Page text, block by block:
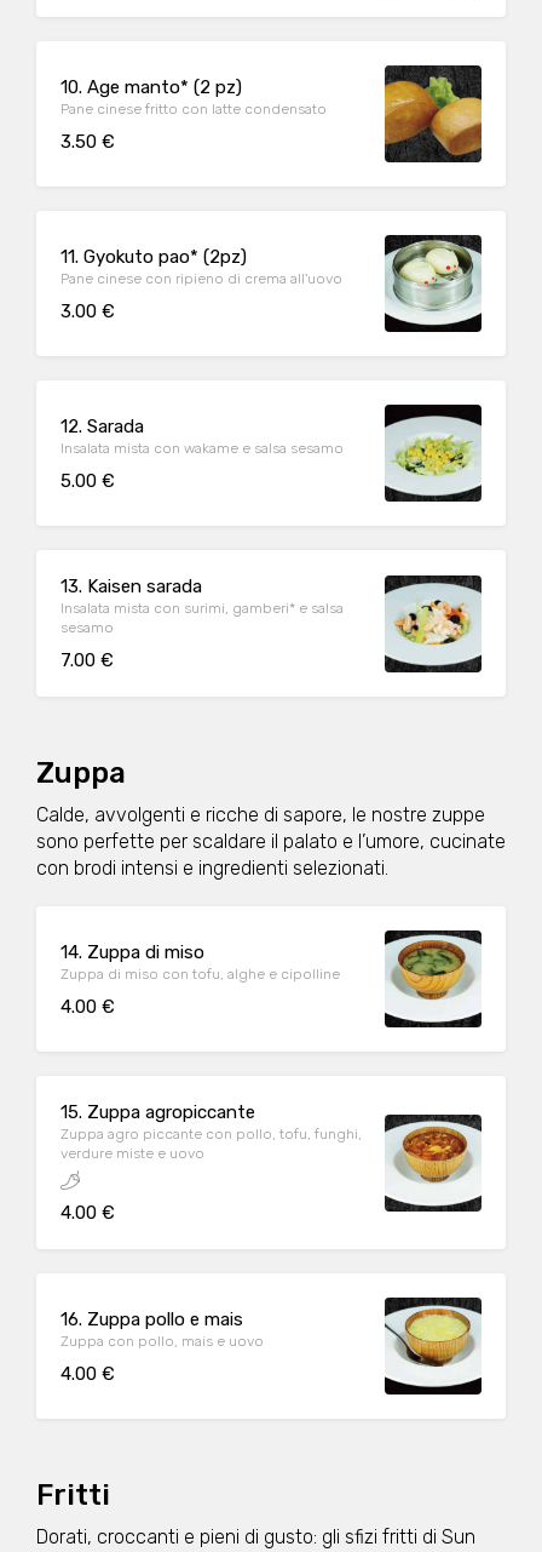
10. Age manto* (2 pz)
Pane cinese fritto con latte condensato
3.50 €
11. Gyokuto pao* (2pz)
Pane cinese con ripieno di crema all'uovo
3.00 €
12. Sarada
Insalata mista con wakame e salsa sesamo
5.00 €
13. Kaisen sarada
Insalata mista con surimi, gamberi* e salsa
sesamo
7.00 €
Zuppa
Calde, avvolgenti e ricche di sapore, le nostre zuppe
sono perfette per scaldare il palato e l’umore, cucinate
con brodi intensi e ingredienti selezionati.
14. Zuppa di miso
Zuppa di miso con tofu, alghe e cipolline
4.00 €
15. Zuppa agropiccante
Zuppa agro piccante con pollo, tofu, funghi,
verdure miste e uovo
4.00 €
16. Zuppa pollo e mais
Zuppa con pollo, mais e uovo
4.00 €
Fritti
Dorati, croccanti e pieni di gusto: gli sfizi fritti di Sun